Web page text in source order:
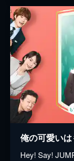
俺の可愛い
Hey! Say!